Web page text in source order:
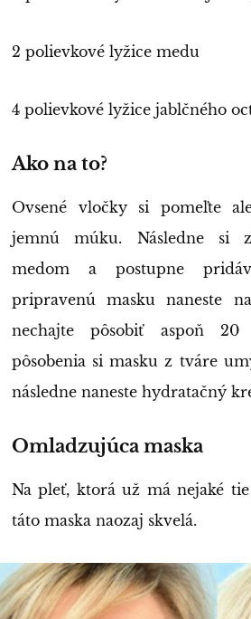
2 polievkové lyžice medu
4 polievkové lyžice jablčného
Ako na to?
Ovsené vločky si pomeľte
jemnú múku. Následne si
medom a postupne
pripravenú masku naneste
nechajte pôsobiť aspoň
pôsobenia si masku z tváre
následne naneste hydratačný
Omladzujúca maska
Na pleť, ktorá už má nejaké
táto maska naozaj skvelá.